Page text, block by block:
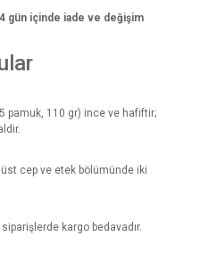
gün içinde iade ve değişim
pamuk, 110 gr) ince ve hafiftir;
cep ve etek bölümünde iki
kargo bedavadır.